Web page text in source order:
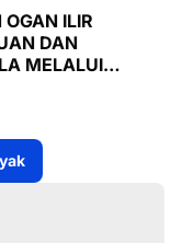
ILIR
DAN
MELALUI
SAMBANG